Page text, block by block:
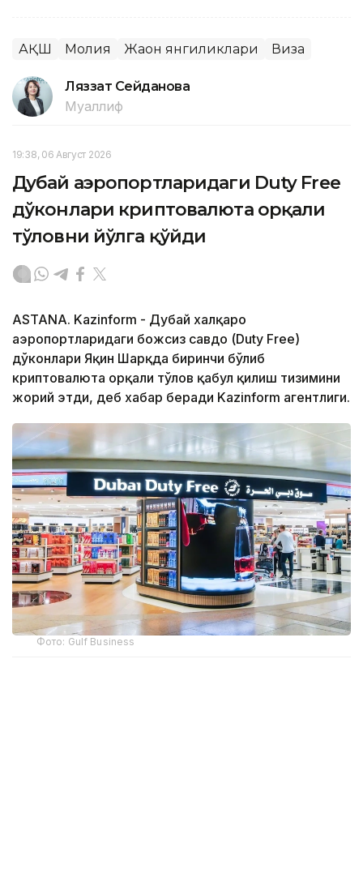
АҚШ Молия Жаҳон янгиликлари Виза
Ляззат Сейданова
Муаллиф
19:38, 06 Август 2026
Дубай аэропортларидаги Duty Free
дўконлари криптовалюта орқали
тўловни йўлга қўйди
ASTANA. Kazinform - Дубай халқаро
аэропортларидаги божсиз савдо (Duty Free)
дўконлари Яқин Шарқда биринчи бўлиб
криптовалюта орқали тўлов қабул қилиш тизимини
жорий этди, деб хабар беради Kazinform агентлиги.
Фото: Gulf Business